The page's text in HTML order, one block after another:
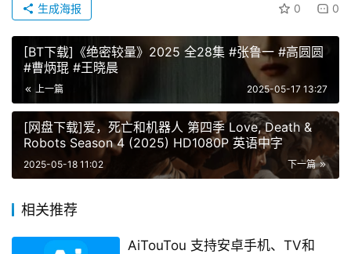
0 0
生成海报
[BT下载]《绝密较量》2025 全28集 #张鲁一 #高圆圆
#曹炳琨 #王晓晨
上一篇 2025-05-17 13:27
[网盘下载]爱，死亡和机器人 第四季 Love, Death &
Robots Season 4 (2025) HD1080P 英语中字
下一篇
2025-05-18 11:02
相关推荐
AiTouTou 支持安卓手机、TV和